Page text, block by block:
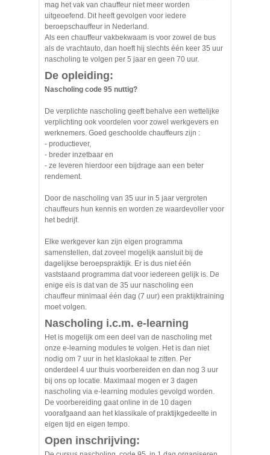
mag het vak van chauffeur niet meer worden
uitgeoefend. Dit heeft gevolgen voor iedere
beroepschauffeur in Nederland.
Als een chauffeur vakbekwaam is voor zowel de bus
als de vrachtauto, dan hoeft hij slechts één keer 35 uur
nascholing te volgen per 5 jaar en geen 70 uur.
De opleiding:
Nascholing code 95 nuttig?
De verplichte nascholing geeft behalve een wettelijke
verplichting ook voordelen voor zowel werkgevers en
werknemers. Goed geschoolde chauffeurs zijn :
- productiever,
- breder inzetbaar en
- ze leveren hierdoor een bijdrage aan een beter
rendement.
Door de nascholing van 35 uur in 5 jaar vergroten
chauffeurs hun kennis en worden ze waardevoller voor
het bedrijf.
Elke werkgever kan zijn eigen programma
samenstellen, dat zoveel mogelijk aansluit bij de
dagelijkse beroepspraktijk. Er is dus niet één
vaststaand programma dat voor iedereen gelijk is. De
enige eis is dat van de 35 uur nascholing een
chauffeur minimaal één dag (7 uur) een praktijktraining
moet volgen.
Nascholing i.c.m. e-learning
Het is mogelijk om een deel van de nascholing met
onze e-learning modules te volgen. Het is dan niet
nodig om 7 uur in het klaslokaal te zitten. Per
onderdeel 4 uur thuis voorbereiden en dan nog 3 uur
bij ons op locatie. Maximaal mogen er 3 dagen
nascholing via e-learning modules gevolgd worden.
De voorbereiding gaat online in de 10 dagen
voorafgaand aan het klassikale of praktijkgedeelte in
eigen tijd en eigen tempo.
Open inschrijving: